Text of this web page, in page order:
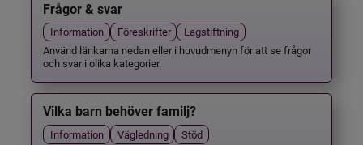
Frågor & svar
Information Föreskrifter
Lagstiftning
Använd länkarna nedan eller i huvudmenyn för att se frågor
och svar i olika kategorier.
Vilka barn behöver familj?
Information Vägledning
Stöd